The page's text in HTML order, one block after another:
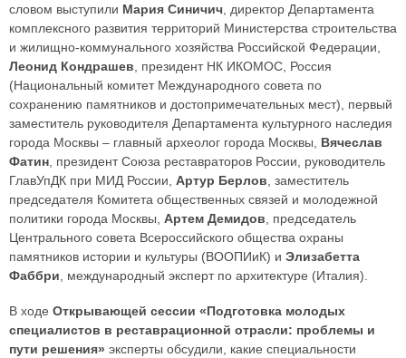
словом выступили Мария Синичич , директор Департамента
комплексного развития территорий Министерства строительства
и жилищно-коммунального хозяйства Российской Федерации,
Леонид Кондрашев , президент НК ИКОМОС, Россия
(Национальный комитет Международного совета по
сохранению памятников и достопримечательных мест), первый
заместитель руководителя Департамента культурного наследия
города Москвы – главный археолог города Москвы, Вячеслав
Фатин , президент Союза реставраторов России, руководитель
ГлавУпДК при МИД России, Артур Берлов , заместитель
председателя Комитета общественных связей и молодежной
политики города Москвы, Артем Демидов , председатель
Центрального совета Всероссийского общества охраны
памятников истории и культуры (ВООПИиК) и Элизабетта
Фаббри , международный эксперт по архитектуре (Италия).
В ходе Открывающей сессии «Подготовка молодых
специалистов в реставрационной отрасли: проблемы и
пути решения» эксперты обсудили, какие специальности